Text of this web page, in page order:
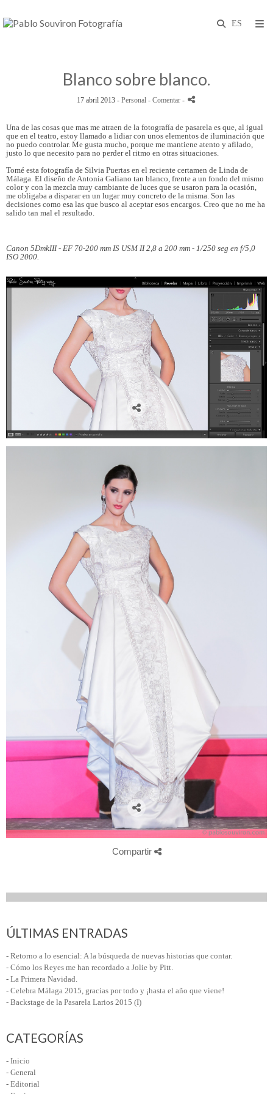
Blanco sobre blanco.
17 abril 2013 - Personal - Comentar -
Una de las cosas que mas me atraen de la fotografía de pasarela es que, al igual
que en el teatro, estoy llamado a lidiar con unos elementos de iluminación que
no puedo controlar. Me gusta mucho, porque me mantiene atento y afilado,
justo lo que necesito para no perder el ritmo en otras situaciones.
Tomé esta fotografía de Silvia Puertas en el reciente certamen de Linda de
Málaga. El diseño de Antonia Galiano tan blanco, frente a un fondo del mismo
color y con la mezcla muy cambiante de luces que se usaron para la ocasión,
me obligaba a disparar en un lugar muy concreto de la misma. Son las
decisiones como esa las que busco al aceptar esos encargos. Creo que no me ha
salido tan mal el resultado.
Canon 5DmkIII - EF 70-200 mm IS USM II 2,8 a 200 mm - 1/250 seg en f/5,0
ISO 2000.
Compartir
ÚLTIMAS ENTRADAS
- Retorno a lo esencial: A la búsqueda de nuevas historias que contar.
- Cómo los Reyes me han recordado a Jolie by Pitt.
- La Primera Navidad.
- Celebra Málaga 2015, gracias por todo y ¡hasta el año que viene!
- Backstage de la Pasarela Larios 2015 (I)
CATEGORÍAS
- Inicio
- General
- Editorial